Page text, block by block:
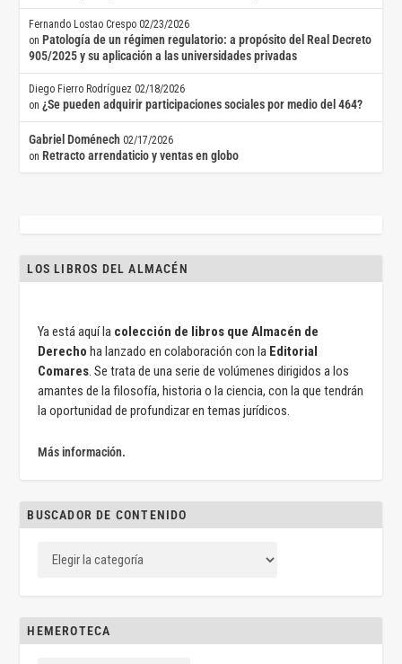
Fernando Lostao Crespo 02/23/2026
on Patología de un régimen regulatorio: a propósito del Real Decreto
905/2025 y su aplicación a las universidades privadas
Diego Fierro Rodríguez 02/18/2026
on¿Se pueden adquirir participaciones sociales por medio del 464?
Gabriel Doménech 02/17/2026
on Retracto arrendaticio y ventas en globo
LOS LIBROS DEL ALMACÉN
Ya está aquí la colección de libros que Almacén de
Derecho ha lanzado en colaboración con la Editorial
Comares. Se trata de una serie de volúmenes dirigidos a los
amantes de la filosofía, historia o la ciencia, con la que tendrán
la oportunidad de profundizar en temas jurídicos.
Más información.
BUSCADOR DE CONTENIDO
HEMEROTECA